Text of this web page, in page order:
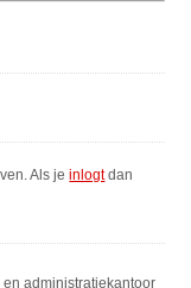
Als jeinlogtdan
administratiekantoor